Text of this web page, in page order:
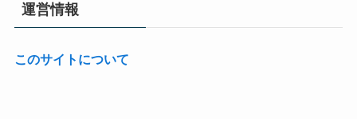
運営情報
このサイトについて